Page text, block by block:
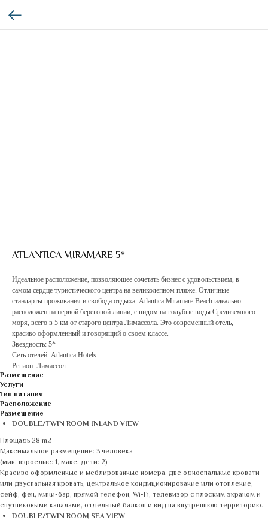
ATLANTICA MIRAMARE 5*
Идеальное расположение, позволяющее сочетать бизнес с удовольствием, в
самом сердце туристического центра на великолепном пляже. Отличные
стандарты проживания и свобода отдыха. Atlantica Miramare Beach идеально
расположен на первой береговой линии, с видом на голубые воды Средиземного
моря, всего в 5 км от старого центра Лимассола. Это современный отель,
красиво оформленный и говорящий о своем классе.
Звездность: 5*
Сеть отелей: Atlantica Hotels
Регион: Лимассол
Размещение
Услуги
Тип питания
Расположение
Размещение
DOUBLE/TWIN ROOM INLAND VIEW
Площадь 28 m2
Максимальное размещение: 3 человека
(мин. взрослые: 1, макс. дети: 2)
Красиво оформленные и меблированные номера, две односпальные кровати
или двуспальная кровать, центральное кондиционирование или отопление,
сейф, фен, мини-бар, прямой телефон, Wi-Fi, телевизор с плоским экраном и
спутниковыми каналами, отдельный балкон и вид на внутреннюю территорию.
DOUBLE/TWIN ROOM SEA VIEW